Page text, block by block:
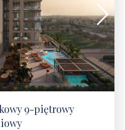
9-piętrowy